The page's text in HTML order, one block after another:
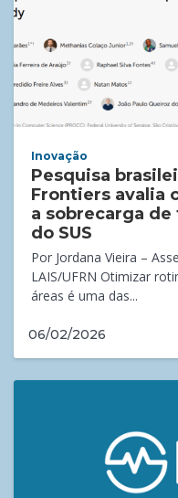
Inovação
Pesquisa
Frontiers avalia
a sobrecarga
do SUS
Por Jordana Vieira –
LAIS/UFRN Otimizar
áreas é uma das...
06/02/2026